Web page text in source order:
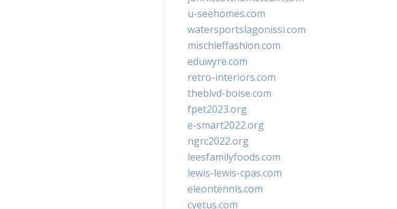
u-seehomes.com
watersportslagonissi.com
mischieffashion.com
eduwyre.com
retro-interiors.com
theblvd-boise.com
fpet2023.org
e-smart2022.org
ngrc2022.org
leesfamilyfoods.com
lewis-lewis-cpas.com
eleontennis.com
cyetus.com